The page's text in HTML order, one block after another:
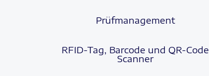
Prüfmanagement
RFID-Tag, Barcode und QR-Code
Scanner